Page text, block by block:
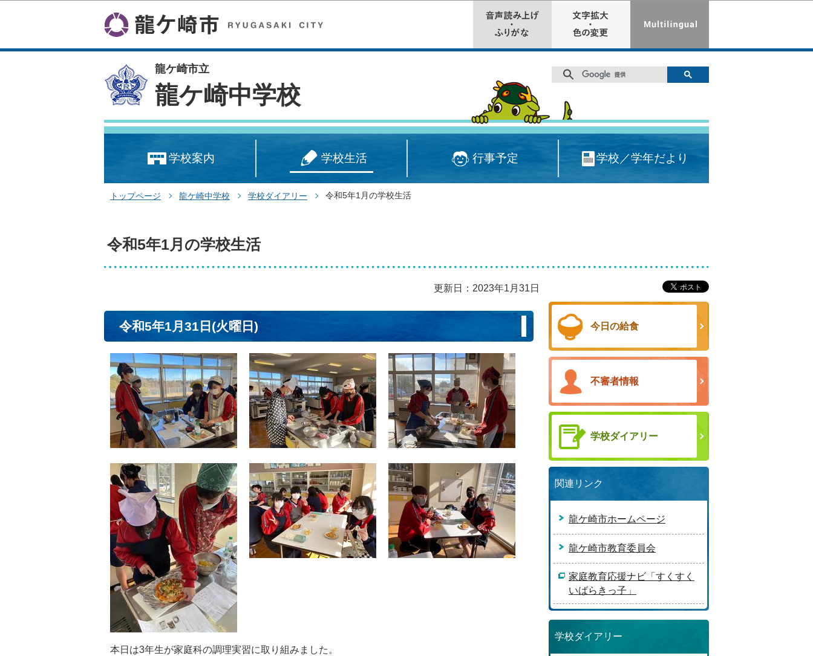
龍ケ崎市立
龍ケ崎中学校
学校案内 学校生活 行事予定 学校／学年だより
トップページ 龍ケ崎中学校 学校ダイアリー 令和5年1月の学校生活
令和5年1月の学校生活
更新日：2023年1月31日
令和5年1月31日(火曜日)
本日は3年生が家庭科の調理実習に取り組みました。
今日の給食
不審者情報
学校ダイアリー
関連リンク
龍ケ崎市ホームページ
龍ケ崎市教育委員会
家庭教育応援ナビ「すくすく
いばらきっ子」
学校ダイアリー